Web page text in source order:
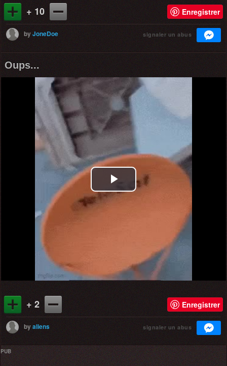
+ 10 Enregistrer
byJoneDoe signaler un abus
Oups...
Play
+ 2 Enregistrer
byaliens signaler un abus
PUB